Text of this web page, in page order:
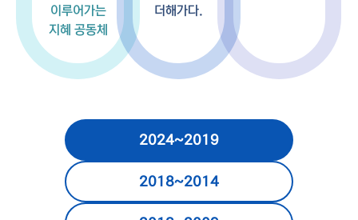
이루어가는
지혜 공동체
더해가다.
2024~2019
2018~2014